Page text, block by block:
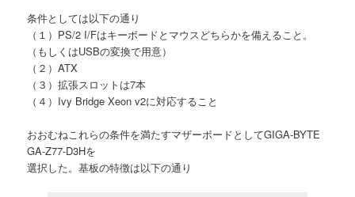
条件としては以下の通り
（１）PS/2 I/Fはキーボードとマウスどちらかを備えること。
（もしくはUSBの変換で用意）
（２）ATX
（３）拡張スロットは7本
（４）Ivy Bridge Xeon v2に対応すること
おおむねこれらの条件を満たすマザーボードとしてGIGA-BYTE
GA-Z77-D3Hを
選択した。基板の特徴は以下の通り